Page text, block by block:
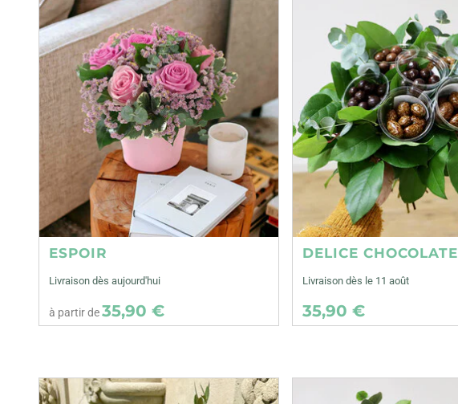
ESPOIR
Livraison dès aujourd'hui
à partir de35,90 €
DELICE CHOCOLATE
Livraison dès le 11 août
35,90 €